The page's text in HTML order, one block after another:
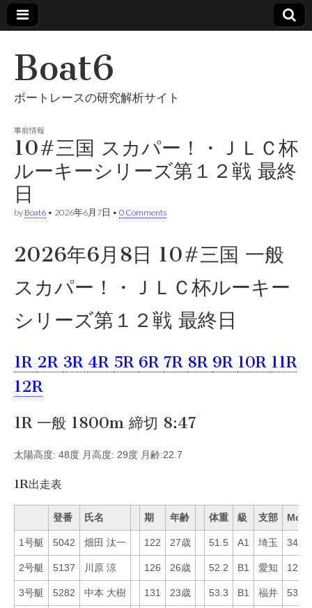
Boat6
ボートレースの研究解析サイト
事前情報
10#三国 スカパー！・ＪＬＣ杯
ルーキーシリーズ第１２戦 最終
日
by Boat6 • 2026年6月7日 • 0 Comments
2026年6月8日 10#三国 一般
スカパー！・ＪＬＣ杯ルーキー
シリーズ第１２戦 最終日
1R 2R 3R 4R 5R 6R 7R 8R 9R 10R 11R
12R
1R 一般 1800m 締切 8:47
太陽高度: 48度 月高度: 29度 月齢:22.7
1R出走表
登番 氏名 期 年齢 体重 級 支部 Mo
1号艇 5042 畑田 汰一 122 27歳 51.5 A1 埼玉 34
2号艇 5137 川原 涼 126 26歳 52.2 B1 愛知 12
3号艇 5282 中本 大樹 131 23歳 53.3 B1 福井 53